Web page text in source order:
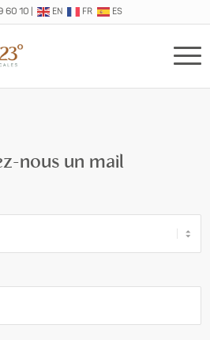
60 10| EN FR ES
nous un mail